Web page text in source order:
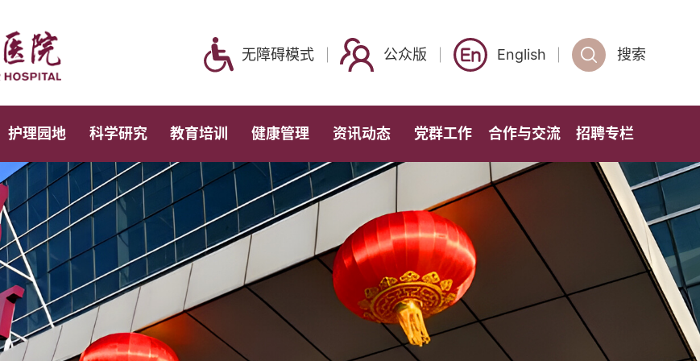
无障碍模式 公众版 English 搜索
护理园地 科学研究 教育培训 健康管理 资讯动态 党群工作 合作与交流 招聘专栏